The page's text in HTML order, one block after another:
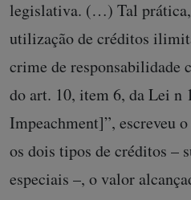
legislativa. (…) Tal
utilização de créditos
crime de responsabilidade
do art. 10, item 6, da Lei n
Impeachment]”, escreveu
os dois tipos de créditos –
especiais –, o valor